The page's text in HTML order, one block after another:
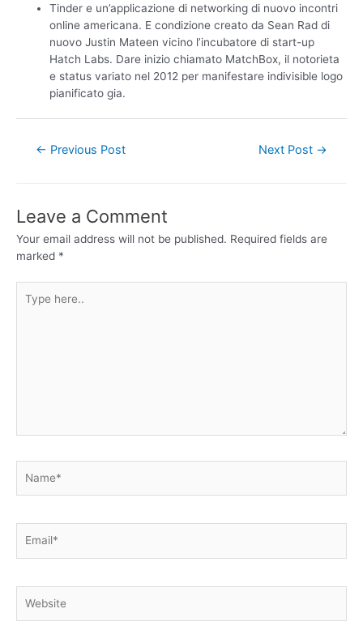
Tinder e un’applicazione di networking di nuovo incontri
online americana. E condizione creato da Sean Rad di
nuovo Justin Mateen vicino l’incubatore di start-up
Hatch Labs. Dare inizio chiamato MatchBox, il notorieta
e status variato nel 2012 per manifestare indivisible logo
pianificato gia.
← Previous Post Next Post →
Leave a Comment
Your email address will not be published. Required fields are
marked *